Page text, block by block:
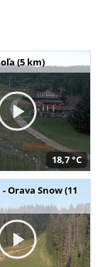
(5 km)
18,7 °C
Orava Snow (11